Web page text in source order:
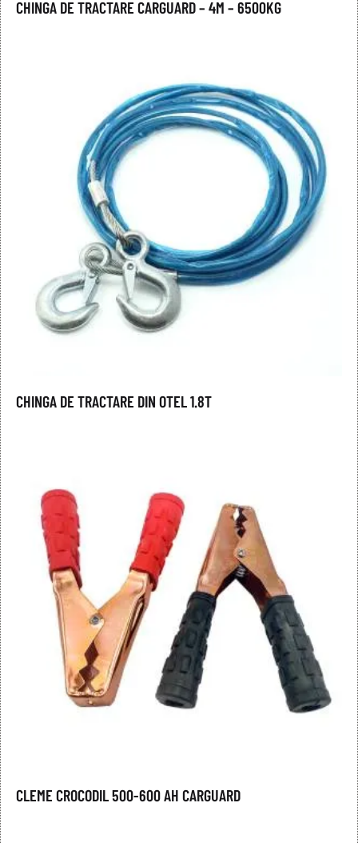
CHINGA DE TRACTARE CARGUARD – 4M – 6500KG
CHINGA DE TRACTARE DIN OTEL 1.8T
CLEME CROCODIL 500-600 AH CARGUARD